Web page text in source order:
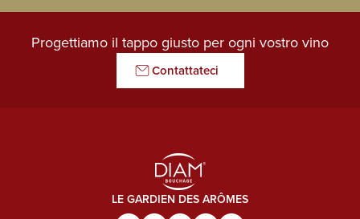
Progettiamo il tappo giusto per ogni vostro vino
Contattateci
LE GARDIEN DES ARÔMES